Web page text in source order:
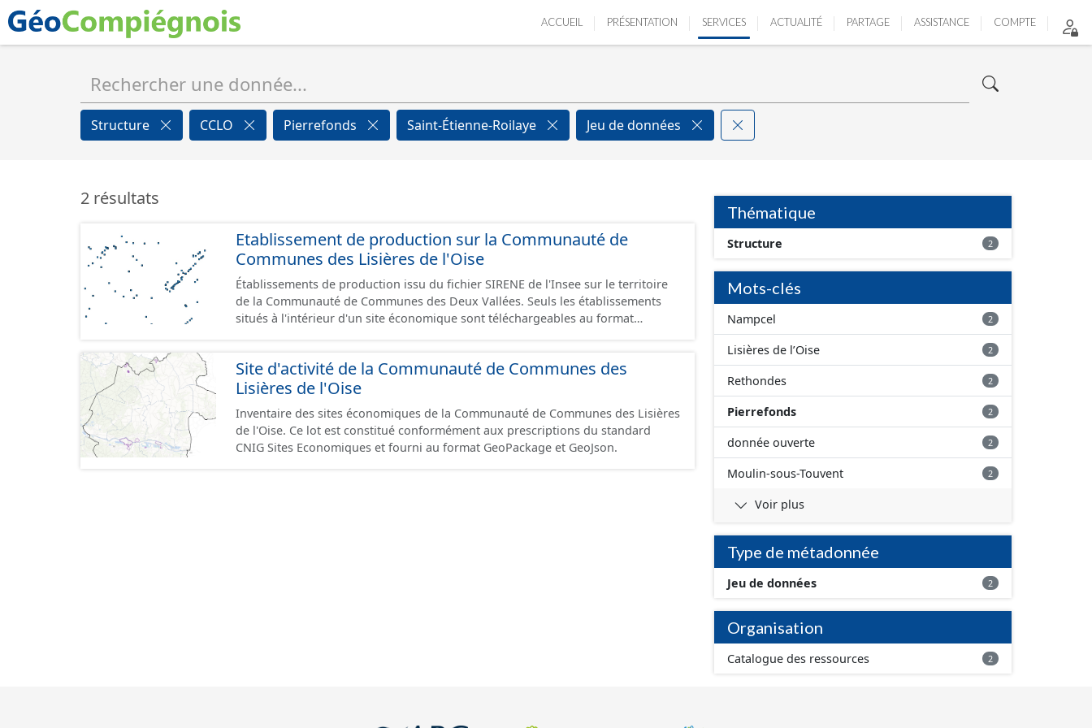
ACCUEIL PRÉSENTATION SERVICES ACTUALITÉ PARTAGE ASSISTANCE COMPTE
Structure CCLO Pierrefonds Saint-Étienne-Roilaye Jeu de données
2 résultats
Etablissement de production sur la Communauté de
Communes des Lisières de l'Oise
Établissements de production issu du fichier SIRENE de l'Insee sur le territoire
de la Communauté de Communes des Deux Vallées. Seuls les établissements
situés à l'intérieur d'un site économique sont téléchargeables au format
terrains à vocation économique à ce jour. Il est filtré au-delà des prescriptions
du CNIG se limitant aux SCI.
Site d'activité de la Communauté de Communes des
Lisières de l'Oise
Inventaire des sites économiques de la Communauté de Communes des Lisières
de l'Oise. Ce lot est constitué conformément aux prescriptions du standard
CNIG Sites Economiques et fourni au format GeoPackage et GeoJson.
Thématique
Structure 2
Mots-clés
Nampcel 2
Lisières de l’Oise 2
Rethondes 2
Pierrefonds 2
donnée ouverte 2
Moulin-sous-Touvent 2
Voir plus
Type de métadonnée
Jeu de données 2
Organisation
Catalogue des ressources 2